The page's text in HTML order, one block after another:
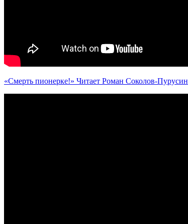
«Смерть пионерке!» Читает Роман Соколов-Пурусин